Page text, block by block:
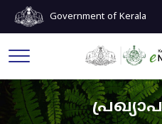
Government of Kerala